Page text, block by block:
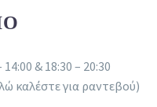
& 18:30 – 20:30
καλέστε για ραντεβού)